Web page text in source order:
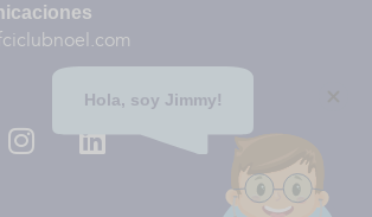
Hola, soy Jimmy!